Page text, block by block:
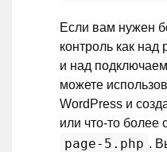
Если вам нужен
контроль как над
и над
можете
WordPress и
или что-то
page-5.php .